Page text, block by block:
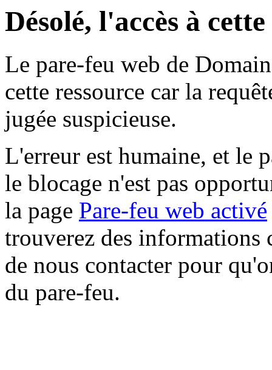
Désolé, l'accès à
Le pare-feu web de
cette ressource car la
jugée suspicieuse.
L'erreur est humaine, et le
le blocage n'est pas
la page Pare-feu web activé
trouverez des informations
de nous contacter pour
du pare-feu.